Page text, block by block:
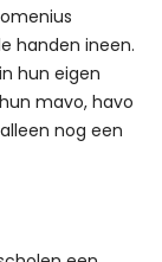
handen ineen.
hun eigen
mavo, havo
nog een